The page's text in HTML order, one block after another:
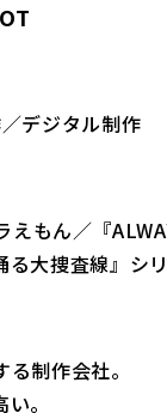
デジタル制作
えもん／ 『
る大捜査線』シ
制作会社。
。